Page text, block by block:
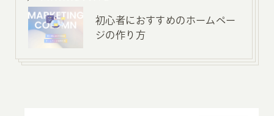
初心者におすすめのホームペー
ジの作り方